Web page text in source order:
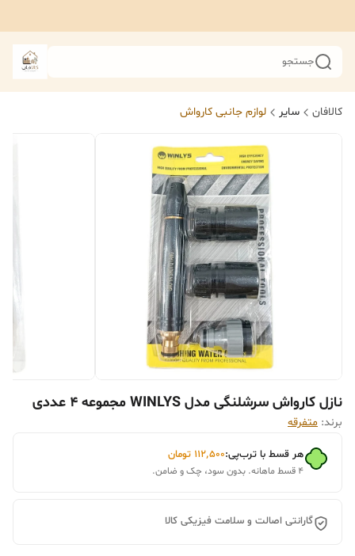
جستجو
کالافان سایر لوازم جانبی کارواش
نازل کارواش سرشلنگی مدل WINLYS مجموعه 4 عددی
برند: متفرقه
هر قسط با ترب‌پی:۱۱۲٬۵۰۰ تومان
۴ قسط ماهانه. بدون سود، چک و ضامن.
گارانتی اصالت و سلامت فیزیکی کالا